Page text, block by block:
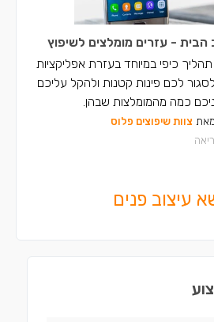
הבית - עזרים מומלצים לשיפוץ
תהליך כיפי במיוחד בעזרת אפליקציות
לכם פינות קטנות ולהקל עליכם
כמה מהמומלצות שבהן.
צוות שיפוצים פלוס
עיצוב פנים